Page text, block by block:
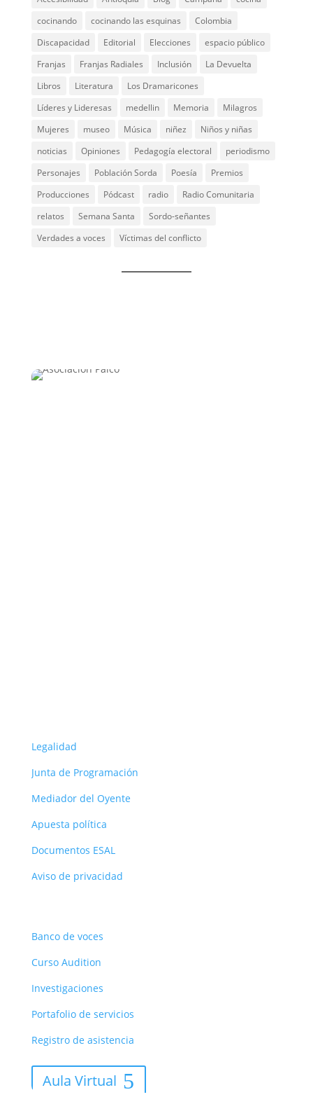
cocinando
cocinando las esquinas
Colombia
Discapacidad
Editorial Elecciones
espacio público
Franjas
Franjas Radiales Inclusión
La Devuelta
Libros
Literatura
Los Dramaricones
Líderes y Lideresas
medellin Memoria
Milagros
Mujeres
museo Música niñez
Niños y niñas
noticias
Opiniones Pedagogía electoral
periodismo
Personajes
Población Sorda Poesía
Premios
Producciones
Pódcast radio
Radio Comunitaria
relatos
Semana Santa
Sordo-señantes
Verdades a voces
Víctimas del conflicto
Legalidad
Junta de Programación
Mediador del Oyente
Apuesta política
Documentos ESAL
Aviso de privacidad
Banco de voces
Curso Audition
Investigaciones
Portafolio de servicios
Registro de asistencia
Aula Virtual